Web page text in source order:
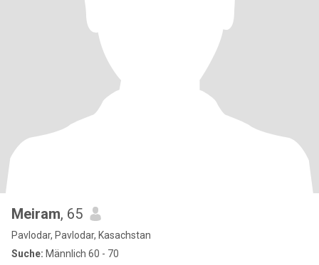
Meiram, 65
Pavlodar, Pavlodar, Kasachstan
Suche: Männlich 60 - 70